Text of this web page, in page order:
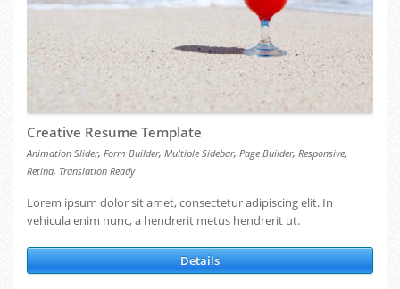
Creative Resume Template
Animation Slider, Form Builder, Multiple Sidebar, Page Builder, Responsive,
Retina, Translation Ready
Lorem ipsum dolor sit amet, consectetur adipiscing elit. In
vehicula enim nunc, a hendrerit metus hendrerit ut.
Details